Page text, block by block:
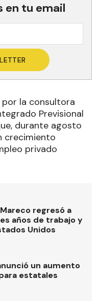
en tu email
la consultora
Previsional
durante agosto
crecimiento
privado
regresó a
años de trabajo y
Unidos
un aumento
estatales